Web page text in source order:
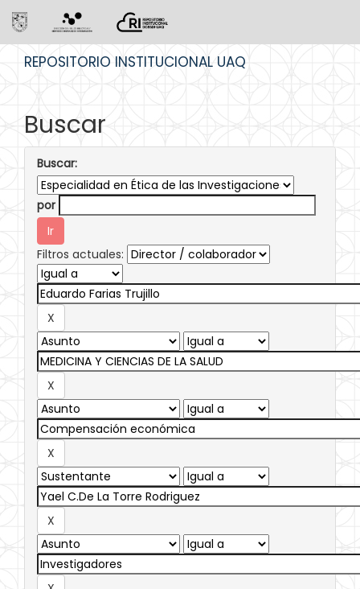
REPOSITORIO INSTITUCIONAL UAQ
Buscar
Buscar:
por
Filtros actuales: